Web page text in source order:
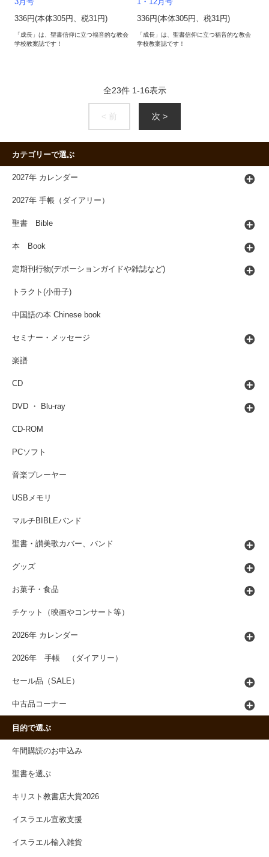
3月号
336円(本体305円、税31円)
「成長」は、聖書信仰に立つ福音的な教会
学校教案誌です！
1・12月号
336円(本体305円、税31円)
「成長」は、聖書信仰に立つ福音的な教会
学校教案誌です！
全23件 1-16表示
< 前 次 >
カテゴリーで選ぶ
2027年 カレンダー
2027年 手帳（ダイアリー）
聖書 Bible
本 Book
定期刊行物(デボーションガイドや雑誌など)
トラクト(小冊子)
中国語の本 Chinese book
セミナー・メッセージ
楽譜
CD
DVD ・ Blu-ray
CD-ROM
PCソフト
音楽プレーヤー
USBメモリ
マルチBIBLEバンド
聖書・讃美歌カバー、バンド
グッズ
お菓子・食品
チケット（映画やコンサート等）
2026年 カレンダー
2026年 手帳 （ダイアリー）
セール品（SALE）
中古品コーナー
目的で選ぶ
年間購読のお申込み
聖書を選ぶ
キリスト教書店大賞2026
イスラエル宣教支援
イスラエル輸入雑貨